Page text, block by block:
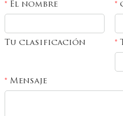
*El nombre *
Tu clasificación *
*Mensaje